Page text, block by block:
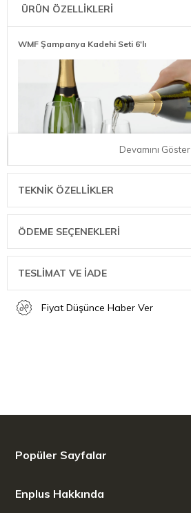
ÜRÜN ÖZELLİKLERİ
WMF Şampanya Kadehi Seti 6'lı
Devamını Göster
TEKNIK ÖZELLIKLER
ÖDEME SEÇENEKLERI
TESLİMAT VE İADE
Fiyat Düşünce Haber Ver
Popüler Sayfalar
Enplus Hakkında